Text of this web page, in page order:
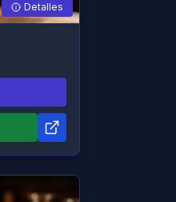
Detalles